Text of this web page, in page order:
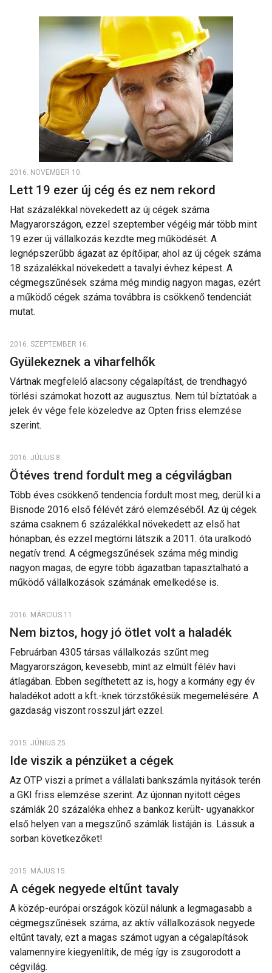
2016. NOVEMBER 10.
Lett 19 ezer új cég és ez nem rekord
Hat százalékkal növekedett az új cégek száma
Magyarországon, ezzel szeptember végéig már több mint
19 ezer új vállalkozás kezdte meg működését. A
legnépszerűbb ágazat az építőipar, ahol az új cégek száma
18 százalékkal növekedett a tavalyi évhez képest. A
cégmegszűnések száma még mindig nagyon magas, ezért
a működő cégek száma továbbra is csökkenő tendenciát
mutat.
2016. SZEPTEMBER 16.
Gyülekeznek a viharfelhők
Vártnak megfelelő alacsony cégalapítást, de trendhagyó
törlési számokat hozott az augusztus. Nem túl bíztatóak a
jelek év vége fele közeledve az Opten friss elemzése
szerint.
2016. JÚLIUS 8.
Ötéves trend fordult meg a cégvilágban
Több éves csökkenő tendencia fordult most meg, derül ki a
Bisnode 2016 első félévét záró elemzéséből. Az új cégek
száma csaknem 6 százalékkal növekedett az első hat
hónapban, és ezzel megtörni látszik a 2011. óta uralkodó
negatív trend. A cégmegszűnések száma még mindig
nagyon magas, de egyre több ágazatban tapasztalható a
működő vállalkozások számának emelkedése is.
2016. MÁRCIUS 11.
Nem biztos, hogy jó ötlet volt a haladék
Februárban 4305 társas vállalkozás szűnt meg
Magyarországon, kevesebb, mint az elmúlt félév havi
átlagában. Ebben segíthetett az is, hogy a kormány egy év
haladékot adott a kft.-knek törzstőkésük megemelésére. A
gazdaság viszont rosszul járt ezzel.
2015. JÚNIUS 25.
Ide viszik a pénzüket a cégek
Az OTP viszi a prímet a vállalati bankszámla nyitások terén
a GKI friss elemzése szerint. Az újonnan nyitott céges
számlák 20 százaléka ehhez a bankoz került- ugyanakkor
első helyen van a megszűnő számlák listáján is. Lássuk a
sorban következőket!
2015. MÁJUS 15.
A cégek negyede eltűnt tavaly
A közép-európai országok közül nálunk a legmagasabb a
cégmegszűnések száma, az aktív vállalkozások negyede
eltűnt tavaly, ezt a magas számot ugyan a cégalapítások
valamennyire kiegyenlítik, de még így is zsugorodott a
cégvilág.